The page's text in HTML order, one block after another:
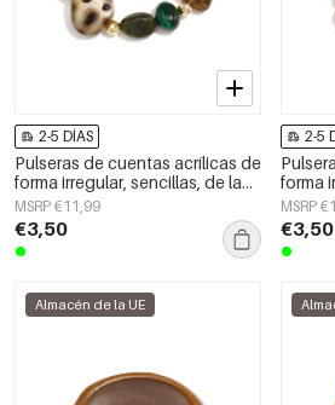
2-5 DÍAS
Pulseras de cuentas acrílicas de
forma irregular, sencillas, de la
serie Simple Daily, joyería para
mujer
MSRP €11,99
€3,50
2-5
forma
serie
mujer
MSRP
€3,50
Almacén de la UE